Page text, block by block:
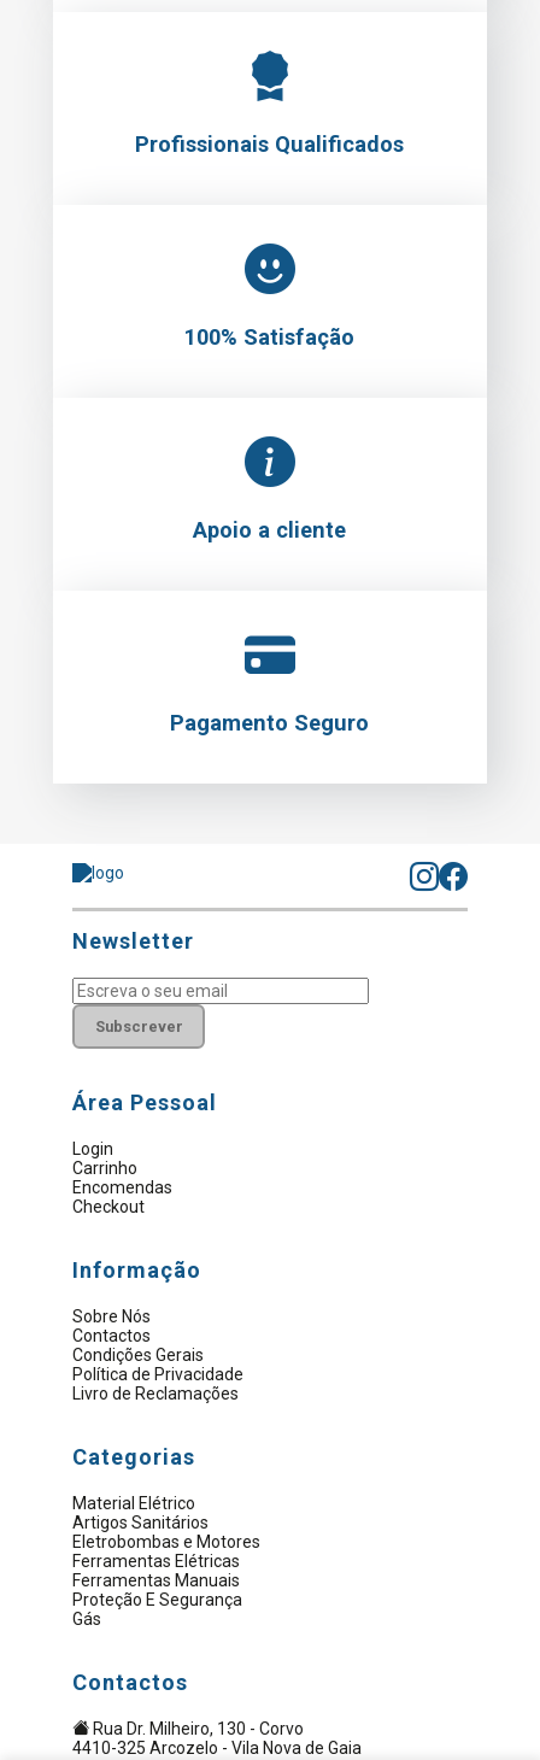
Profissionais Qualificados
100% Satisfação
Apoio a cliente
Pagamento Seguro
Newsletter
Subscrever
Área Pessoal
Login
Carrinho
Encomendas
Checkout
Informação
Sobre Nós
Contactos
Condições Gerais
Política de Privacidade
Livro de Reclamações
Categorias
Material Elétrico
Artigos Sanitários
Eletrobombas e Motores
Ferramentas Elétricas
Ferramentas Manuais
Proteção E Segurança
Gás
Contactos
Rua Dr. Milheiro, 130 - Corvo
4410-325 Arcozelo - Vila Nova de Gaia